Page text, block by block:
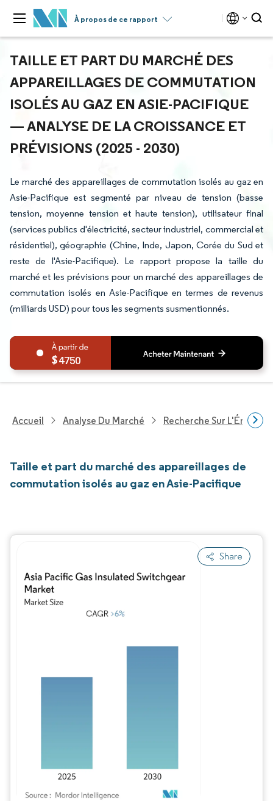
À propos de ce rapport
TAILLE ET PART DU MARCHÉ DES
APPAREILLAGES DE COMMUTATION
ISOLÉS AU GAZ EN ASIE-PACIFIQUE
— ANALYSE DE LA CROISSANCE ET
PRÉVISIONS (2025 - 2030)
Le marché des appareillages de commutation isolés au gaz en
Asie-Pacifique est segmenté par niveau de tension (basse
tension, moyenne tension et haute tension), utilisateur final
(services publics d'électricité, secteur industriel, commercial et
résidentiel), géographie (Chine, Inde, Japon, Corée du Sud et
reste de l'Asie-Pacifique). Le rapport propose la taille du
marché et les prévisions pour un marché des appareillages de
commutation isolés en Asie-Pacifique en termes de revenus
(milliards USD) pour tous les segments susmentionnés.
4750
Accueil Analyse Du Marché Recherche Sur
Taille et part du marché des appareillages de
commutation isolés au gaz en Asie-Pacifique
Share